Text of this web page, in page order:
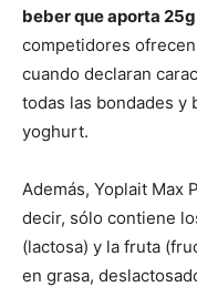
beber que aporta
competidores
cuando declaran
todas las bondades y
yoghurt.
Además, Yoplait Max
decir, sólo contiene
(lactosa) y la fruta
en grasa,